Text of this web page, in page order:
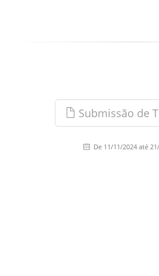
Submissão de
De 11/11/2024 até